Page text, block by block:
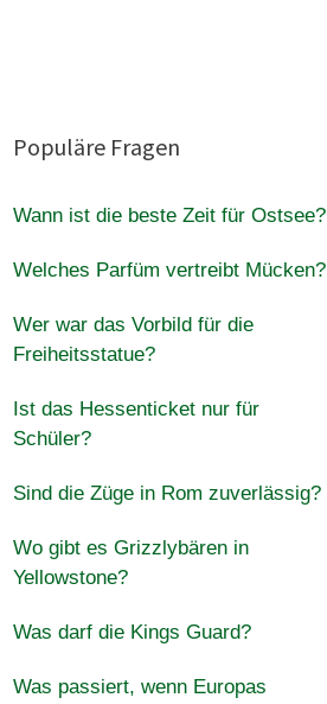
Populäre Fragen
Wann ist die beste Zeit für Ostsee?
Welches Parfüm vertreibt Mücken?
Wer war das Vorbild für die
Freiheitsstatue?
Ist das Hessenticket nur für
Schüler?
Sind die Züge in Rom zuverlässig?
Wo gibt es Grizzlybären in
Yellowstone?
Was darf die Kings Guard?
Was passiert, wenn Europas